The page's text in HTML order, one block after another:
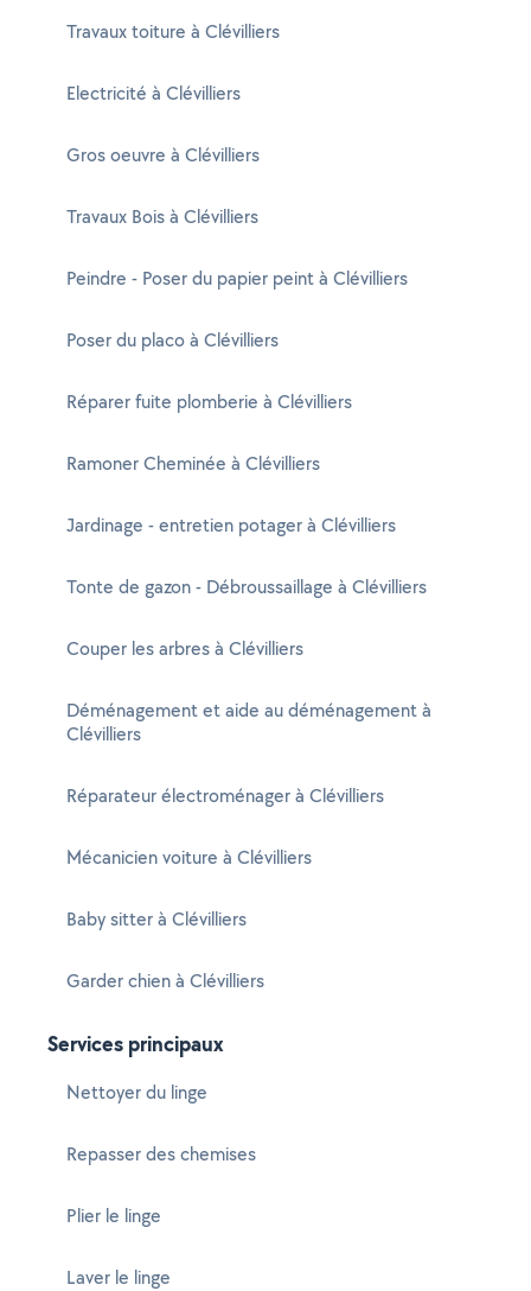
Travaux toiture à Clévilliers
Electricité à Clévilliers
Gros oeuvre à Clévilliers
Travaux Bois à Clévilliers
Peindre - Poser du papier peint à Clévilliers
Poser du placo à Clévilliers
Réparer fuite plomberie à Clévilliers
Ramoner Cheminée à Clévilliers
Jardinage - entretien potager à Clévilliers
Tonte de gazon - Débroussaillage à Clévilliers
Couper les arbres à Clévilliers
Déménagement et aide au déménagement à
Clévilliers
Réparateur électroménager à Clévilliers
Mécanicien voiture à Clévilliers
Baby sitter à Clévilliers
Garder chien à Clévilliers
Services principaux
Nettoyer du linge
Repasser des chemises
Plier le linge
Laver le linge